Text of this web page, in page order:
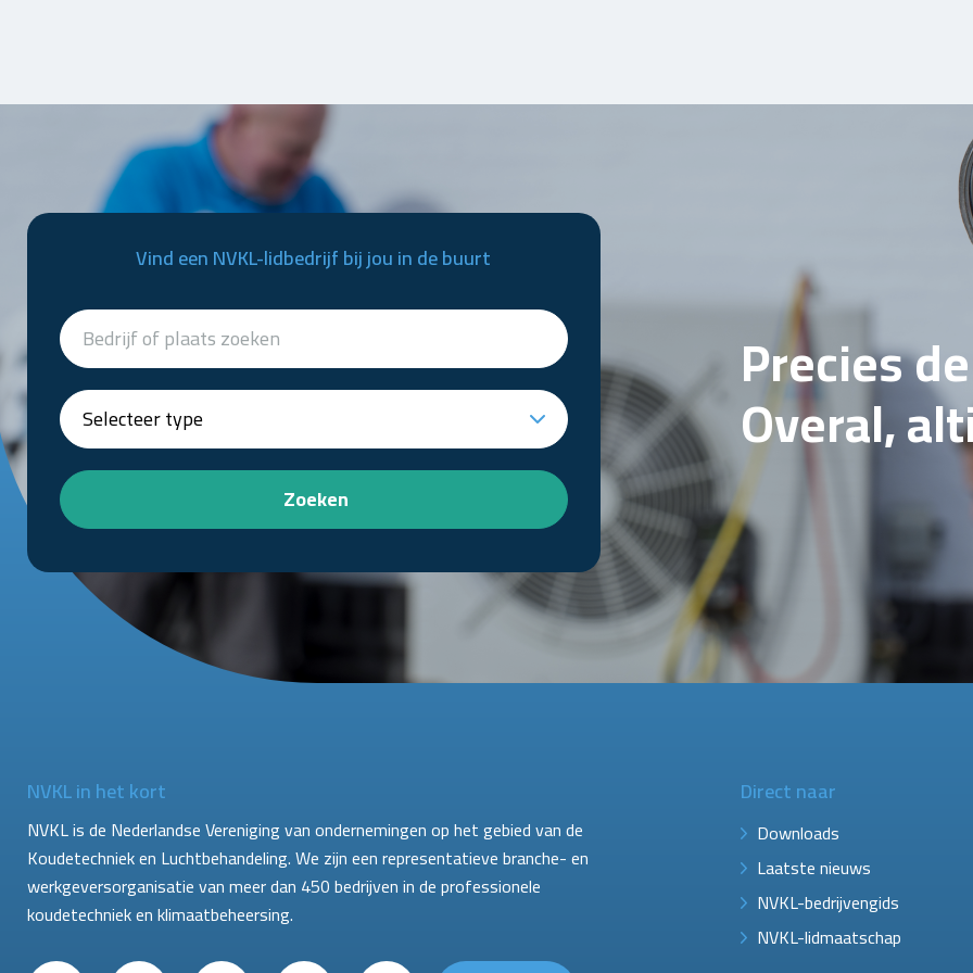
Vind een NVKL-lidbedrijf bij jou in de buurt
Zoeken
Precies
Overal,
NVKL in het kort
NVKL is de Nederlandse Vereniging van ondernemingen op het gebied van de
Koudetechniek en Luchtbehandeling. We zijn een representatieve branche- en
werkgeversorganisatie van meer dan 450 bedrijven in de professionele
koudetechniek en klimaatbeheersing.
Direct naar
Downloads
Laatste nieuws
NVKL-bedrijvengids
NVKL-lidmaatschap